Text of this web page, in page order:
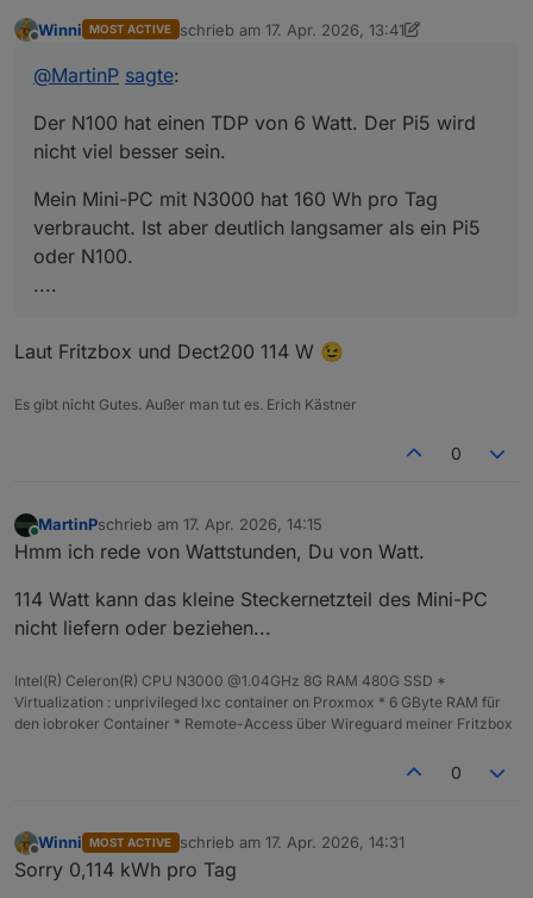
Mein Mini-PC mit N3000 hat 160 Wh pro Tag
N100.
Incl. Peripherie ist es inzwischen aber mehr.
Zigbee Stick
Google Coral USB KI Modul
USB Hdd
Winni MOST ACTIVE schrieb am 17. Apr. 2026, 13:41
zuletzt editiert von Winni
@MartinP sagte:
Der N100 hat einen TDP von 6 Watt. Der Pi5 wird
nicht viel besser sein.
Mein Mini-PC mit N3000 hat 160 Wh pro Tag
verbraucht. Ist aber deutlich langsamer als ein Pi5
oder N100.
....
Laut Fritzbox und Dect200 114 W 😉
Es gibt nicht Gutes. Außer man tut es. Erich Kästner
0
Online
MartinPschrieb am 17. Apr. 2026, 14:15
zuletzt editiert von
Hmm ich rede von Wattstunden, Du von Watt.
114 Watt kann das kleine Steckernetzteil des Mini-PC
nicht liefern oder beziehen...
Intel(R) Celeron(R) CPU N3000 @1.04GHz 8G RAM 480G SSD *
Virtualization : unprivileged lxc container on Proxmox * 6 GByte RAM für
den iobroker Container * Remote-Access über Wireguard meiner Fritzbox
0
Offline
Winni MOST ACTIVE schrieb am 17. Apr. 2026, 14:31
zuletzt editiert von
Sorry 0,114 kWh pro Tag